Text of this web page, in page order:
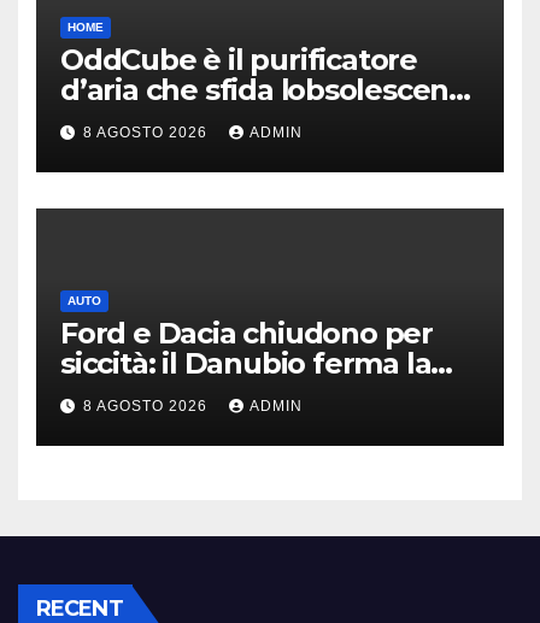
HOME
OddCube è il purificatore
d’aria che sfida lobsolescenza
programmata
8 AGOSTO 2026 ADMIN
AUTO
Ford e Dacia chiudono per
siccità: il Danubio ferma la
produzione auto
8 AGOSTO 2026 ADMIN
RECENT